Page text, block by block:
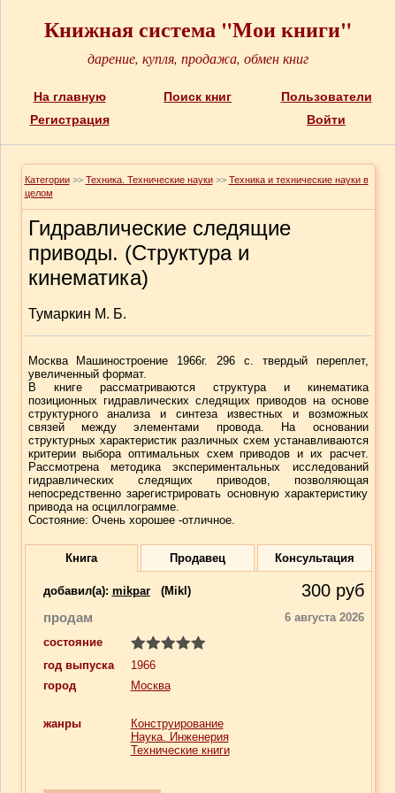
Книжная система "Мои книги"
дарение, купля, продажа, обмен книг
На главную Поиск книг
Пользователи
Регистрация
Войти
Категории >> Техника. Технические науки >> Техника и технические науки в
целом
Гидравлические следящие
приводы. (Структура и
кинематика)
Тумаркин М. Б.
Москва Машиностроение 1966г. 296 с. твердый переплет,
увеличенный формат.
В книге рассматриваются структура и кинематика
позиционных гидравлических следящих приводов на основе
структурного анализа и синтеза известных и возможных
связей между элементами провода. На основании
структурных характеристик различных схем устанавливаются
критерии выбора оптимальных схем приводов и их расчет.
Рассмотрена методика экспериментальных исследований
гидравлических следящих приводов, позволяющая
непосредственно зарегистрировать основную характеристику
привода на осциллограмме.
Состояние: Очень хорошее -отличное.
Книга Продавец Консультация
добавил(a): mikpar (Mikl) 300 руб
продам
6 августа 2026
состояние
год выпуска
1966
город
Москва
жанры
Конструирование
Наука. Инженерия
Технические книги